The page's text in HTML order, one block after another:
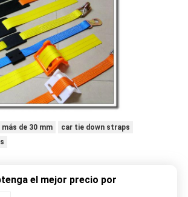
de 30 mm
car tie down straps
el mejor precio por